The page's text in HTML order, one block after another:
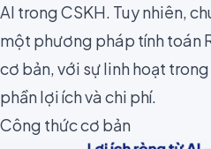
AI trong CSKH. Tuy nhiên,
một phương pháp tính toán
cơ bản, với sự linh hoạt
phần lợi ích và chi phí.
Công thức cơ bản